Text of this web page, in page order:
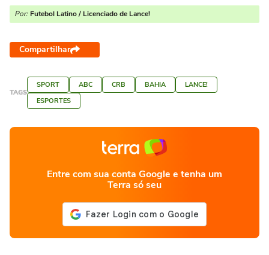
Por: Futebol Latino / Licenciado de Lance!
Compartilhar
TAGS
SPORT ABC CRB BAHIA
LANCE!
ESPORTES
Entre com sua conta Google e tenha um
Terra só seu